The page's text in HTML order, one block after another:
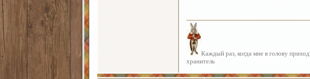
Каждый раз, когда мне в голову
хранитель